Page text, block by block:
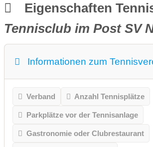
Eigenschaften
Tennisclub im Post SV
Informationen zum
Verband Anzahl Tennisplätze
Parkplätze vor der Tennisanlage
Gastronomie oder Clubrestaurant